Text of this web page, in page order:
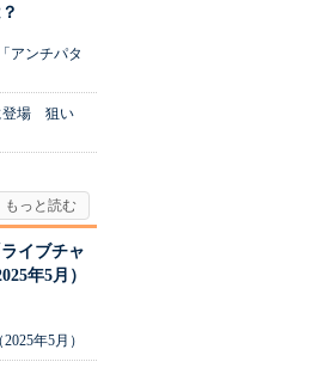
アンチパタ
登場 狙い
イブチャ
年5月）
年5月）